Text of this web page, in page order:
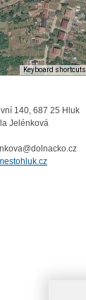
Keyboard shortcuts
140, 687 25 Hluk
Jelénková